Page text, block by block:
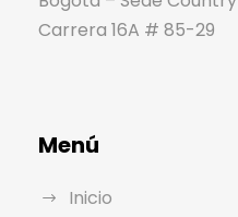
Carrera 16A # 85-29
Menú
Inicio